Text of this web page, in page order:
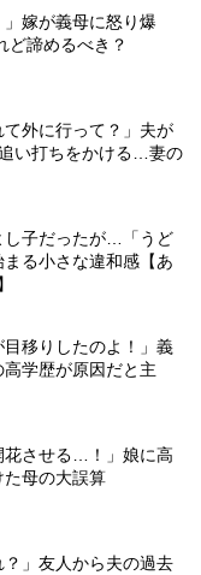
嫁が義母に怒り爆
ど諦めるべき？
て外に行って？」夫が
い打ちをかける…妻の
し子だったが…「うど
る小さな違和感【あ
目移りしたのよ！」義
学歴が原因だと主
花させる…！」娘に高
母の大誤算
？」友人から夫の過去